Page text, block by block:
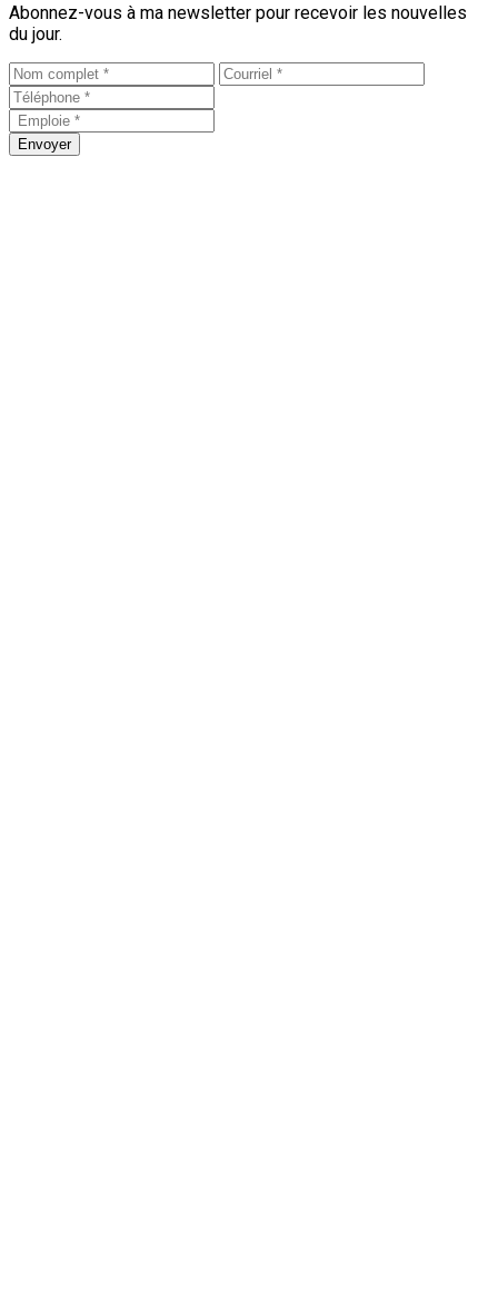
Abonnez-vous à ma newsletter pour recevoir les nouvelles
du jour.
Envoyer